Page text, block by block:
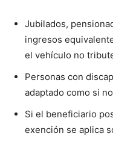
Jubilados,
ingresos
el vehículo no
Personas con
adaptado como si
Si el beneficiario
exención se aplica